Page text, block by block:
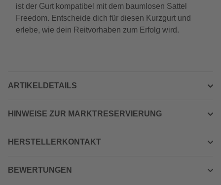
ist der Gurt kompatibel mit dem baumlosen Sattel
Freedom. Entscheide dich für diesen Kurzgurt und
erlebe, wie dein Reitvorhaben zum Erfolg wird.
ARTIKELDETAILS
HINWEISE ZUR MARKTRESERVIERUNG
HERSTELLERKONTAKT
BEWERTUNGEN